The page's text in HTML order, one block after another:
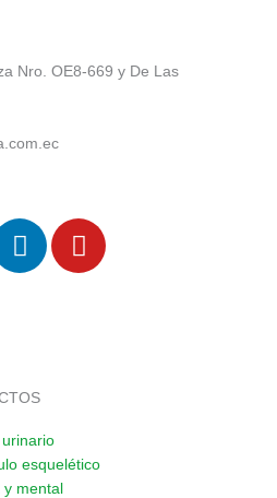
Nro. OE8-669 y De Las
L
i
i
Y
o
esquelético
mental